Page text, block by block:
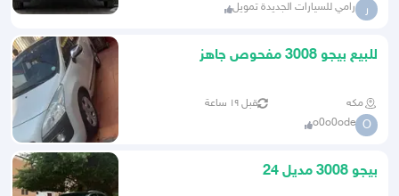
ر رامي للسيارات الجديدة تمويل
للبيع بيجو 3008 مفحوص جاهز
مكه قبل ١٩ ساعة
O
o0o0ode
بيجو 3008 مديل 24